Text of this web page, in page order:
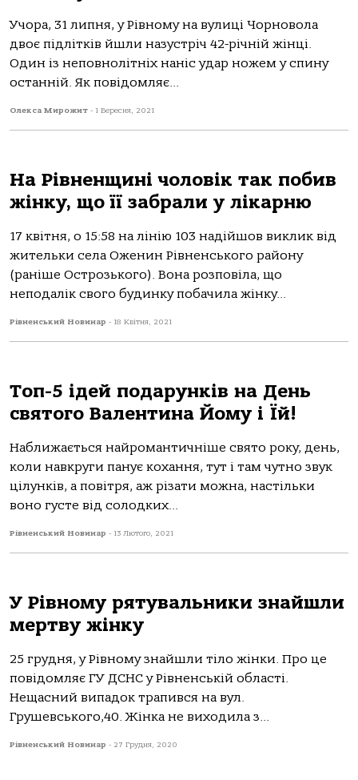
Учора, 31 липня, у Рівному на вулиці Чорновола
двоє підлітків йшли назустріч 42-річній жінці.
Один із неповнолітніх наніс удар ножем у спину
останній. Як повідомляє...
Олекса Мирожит - 1 Вересня, 2021
На Рівненщині чоловік так побив
жінку, що її забрали у лікарню
17 квітня, о 15:58 на лінію 103 надійшов виклик від
жительки села Оженин Рівненського району
(раніше Острозького). Вона розповіла, що
неподалік свого будинку побачила жінку...
Рівненський Новинар - 18 Квітня, 2021
Топ-5 ідей подарунків на День
святого Валентина Йому і Їй!
Наближається найромантичніше свято року, день,
коли навкруги панує кохання, тут і там чутно звук
цілунків, а повітря, аж різати можна, настільки
воно густе від солодких...
Рівненський Новинар - 13 Лютого, 2021
У Рівному рятувальники знайшли
мертву жінку
25 грудня, у Рівному знайшли тіло жінки. Про це
повідомляє ГУ ДСНС у Рівненській області.
Нещасний випадок трапився на вул.
Грушевського,40. Жінка не виходила з...
Рівненський Новинар - 27 Грудня, 2020